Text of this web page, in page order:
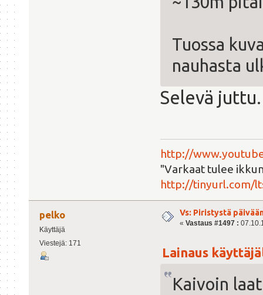
Tuossa
nauhasta
Selevä juttu.
http://
"Varkaat tulee
http://tinyurl.com/
pelko
Käyttäjä
Viestejä: 171
Vs: Piristystä
« Vastaus #1497 :
Lainaus
Kaivoin